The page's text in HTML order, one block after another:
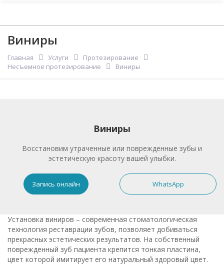
Виниры
Главная Услуги
Протезирование
Несъемное протезирование
Виниры
Виниры
Восcтановим утраченные или поврежденные зубы и
эстетическую красоту вашей улыбки.
Запись онлайн WhatsApp
Установка виниров – современная стоматологическая
технология реставрации зубов, позволяет добиваться
прекрасных эстетических результатов. На собственный
поврежденный зуб пациента крепится тонкая пластина,
цвет которой имитирует его натуральный здоровый цвет.